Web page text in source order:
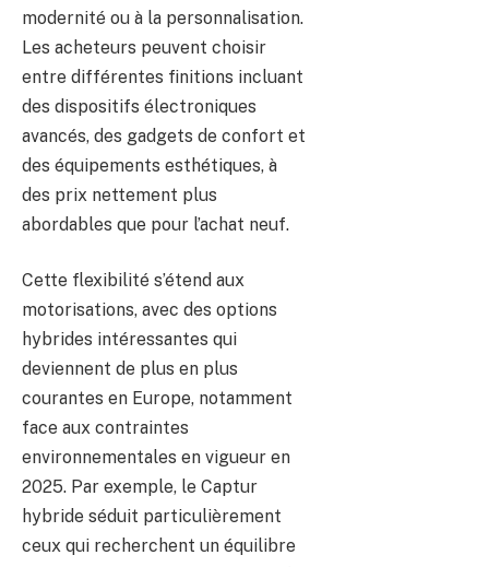
modernité ou à la personnalisation.
Les acheteurs peuvent choisir
entre différentes finitions incluant
des dispositifs électroniques
avancés, des gadgets de confort et
des équipements esthétiques, à
des prix nettement plus
abordables que pour l’achat neuf.
Cette flexibilité s’étend aux
motorisations, avec des options
hybrides intéressantes qui
deviennent de plus en plus
courantes en Europe, notamment
face aux contraintes
environnementales en vigueur en
2025. Par exemple, le Captur
hybride séduit particulièrement
ceux qui recherchent un équilibre